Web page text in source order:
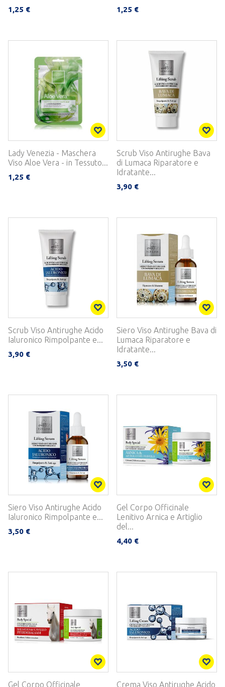
1,25 € 1,25 €
Lady Venezia - Maschera
Viso Aloe Vera - in Tessuto...
1,25 €
Scrub Viso Antirughe Bava
di Lumaca Riparatore e
Idratante...
3,90 €
Scrub Viso Antirughe Acido
Ialuronico Rimpolpante e...
3,90 €
Siero Viso Antirughe Bava di
Lumaca Riparatore e
Idratante...
3,50 €
Siero Viso Antirughe Acido
Ialuronico Rimpolpante e...
3,50 €
Gel Corpo Officinale
Lenitivo Arnica e Artiglio
del...
4,40 €
Gel Corpo Officinale Crema Viso Antirughe Acido